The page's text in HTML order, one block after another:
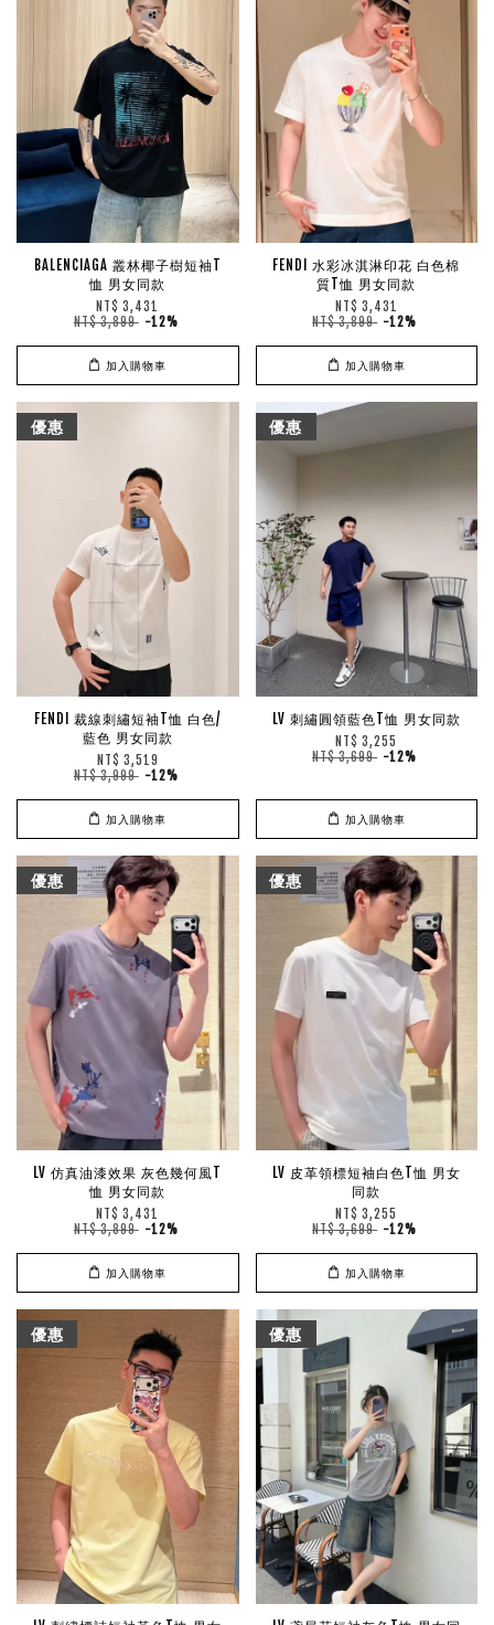
BALENCIAGA 叢林椰子樹短袖T
恤 男女同款
NT$ 3,431
NT$ 3,899 -12%
加入購物車
FENDI 水彩冰淇淋印花 白色棉
質T恤 男女同款
NT$ 3,431
NT$ 3,899 -12%
加入購物車
優惠
FENDI 裁線刺繡短袖T恤 白色/
藍色 男女同款
NT$ 3,519
NT$ 3,999 -12%
加入購物車
優惠
LV 刺繡圓領藍色T恤 男女同款
NT$ 3,255
NT$ 3,699 -12%
加入購物車
優惠
LV 仿真油漆效果 灰色幾何風T
恤 男女同款
NT$ 3,431
NT$ 3,899 -12%
加入購物車
優惠
LV 皮革領標短袖白色T恤 男女
同款
NT$ 3,255
NT$ 3,699 -12%
加入購物車
優惠 優惠